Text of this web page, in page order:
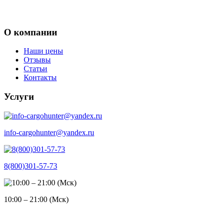
О компании
Наши цены
Отзывы
Статьи
Контакты
Услуги
info-cargohunter@yandex.ru
8(800)301-57-73
10:00 – 21:00 (Мск)